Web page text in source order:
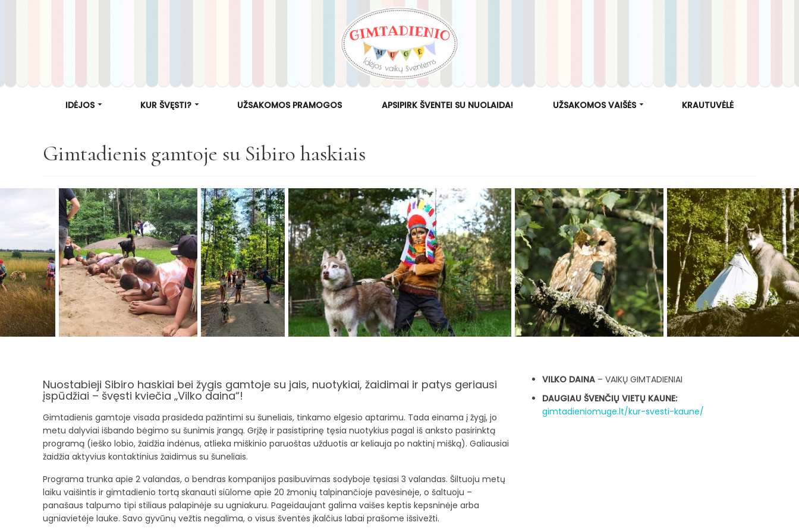
IDĖJOS KUR ŠVĘSTI? UŽSAKOMOS PRAMOGOS APSIPIRK ŠVENTEI SU NUOLAIDA! UŽSAKOMOS VAIŠĖS KRAUTUVĖLĖ
Gimtadienis gamtoje su Sibiro haskiais
Nuostabieji Sibiro haskiai bei žygis gamtoje su jais, nuotykiai, žaidimai ir patys geriausi
įspūdžiai – švęsti kviečia „Vilko daina“!
Gimtadienis gamtoje visada prasideda pažintimi su šuneliais, tinkamo elgesio aptarimu. Tada einama į žygį, jo
metu dalyviai išbando bėgimo su šunimis įrangą. Grįžę ir pasistiprinę tęsia nuotykius pagal iš anksto pasirinktą
programą (ieško lobio, žaidžia indėnus, atlieka miškinio paruoštas užduotis ar keliauja po naktinį mišką). Galiausiai
žaidžia aktyvius kontaktinius žaidimus su šuneliais.
Programa trunka apie 2 valandas, o bendras kompanijos pasibuvimas sodyboje tęsiasi 3 valandas. Šiltuoju metų
laiku vaišintis ir gimtadienio tortą skanauti siūlome apie 20 žmonių talpinančioje pavėsinėje, o šaltuoju –
panašaus talpumo tipi stiliaus palapinėje su ugniakuru. Pageidaujant galima vaišes keptis kepsninėje arba
ugniavietėje lauke. Savo gyvūnų vežtis negalima, o visus šventės įkalčius labai prašome išsivežti.
VILKO DAINA – VAIKŲ GIMTADIENIAI
DAUGIAU ŠVENČIŲ VIETŲ KAUNE:
gimtadieniomuge.lt/kur-svesti-kaune/